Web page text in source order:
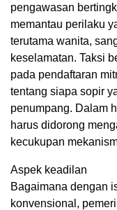
pengawasan
memantau perilaku
terutama wanita,
keselamatan. Taksi
pada pendaftaran
tentang siapa sopir
penumpang. Dalam
harus didorong
kecukupan
Aspek keadilan
Bagaimana dengan
konvensional,